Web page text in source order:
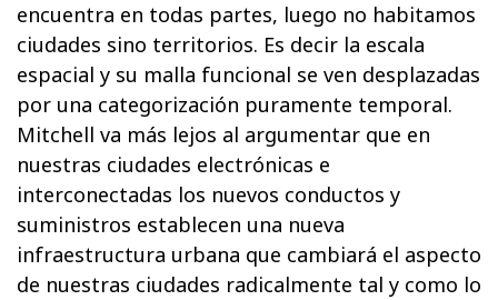
encuentra en todas partes, luego no habitamos
ciudades sino territorios. Es decir la escala
espacial y su malla funcional se ven desplazadas
por una categorización puramente temporal.
Mitchell va más lejos al argumentar que en
nuestras ciudades electrónicas e
interconectadas los nuevos conductos y
suministros establecen una nueva
infraestructura urbana que cambiará el aspecto
de nuestras ciudades radicalmente tal y como lo